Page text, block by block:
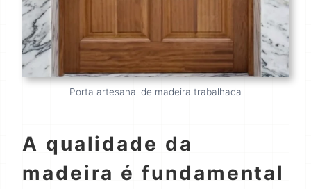
Porta artesanal de madeira trabalhada
A qualidade da
madeira é fundamental